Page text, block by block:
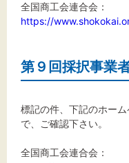
全国商工会連合会：
https://
第９回採択事業
標記の件、下記のホー
で、ご確認下さい。
全国商工会連合会：